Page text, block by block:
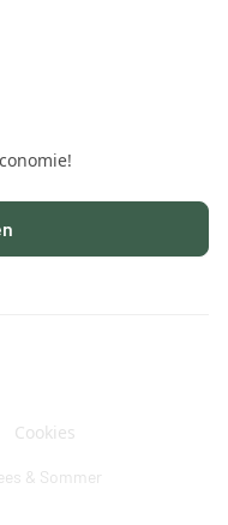
& Sommer
Cookies